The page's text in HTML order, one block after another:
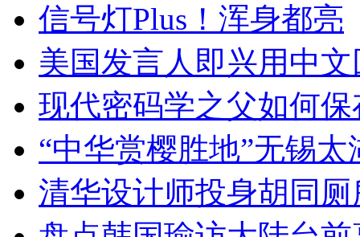
信号灯Plus！浑身都亮
美国发言人即兴用中
现代密码学之父如何
“中华赏樱胜地”无锡
清华设计师投身胡同